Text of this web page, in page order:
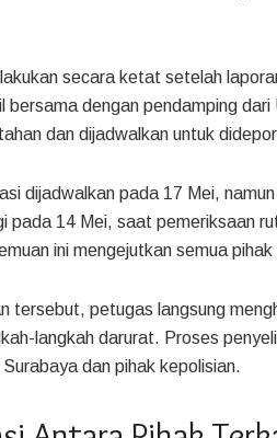
secara ketat setelah
bersama dengan pendamping
dan dijadwalkan untuk
dijadwalkan pada 17 Mei,
pada 14 Mei, saat pemeriksaan
ini mengejutkan semua
tersebut, petugas langsung
langkah darurat. Proses
dan pihak kepolisian.